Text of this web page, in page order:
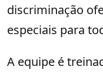
discriminação
especiais para
A equipe é